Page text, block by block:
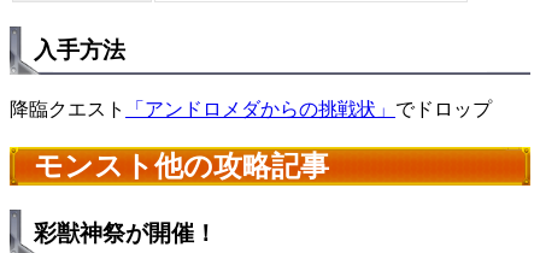
入手方法
降臨クエスト 「アンドロメダからの挑戦状」 でドロップ
モンスト他の攻略記事
彩獣神祭が開催！